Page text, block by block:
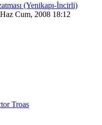
(Yenikapı-İncirli)
Cum, 2008 18:12
Troas